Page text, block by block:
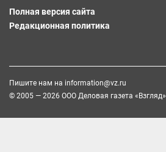
Полная версия сайта
Редакционная политика
Пишите нам на information@vz.ru
© 2005 — 2026 ООО Деловая газета «Взгляд»